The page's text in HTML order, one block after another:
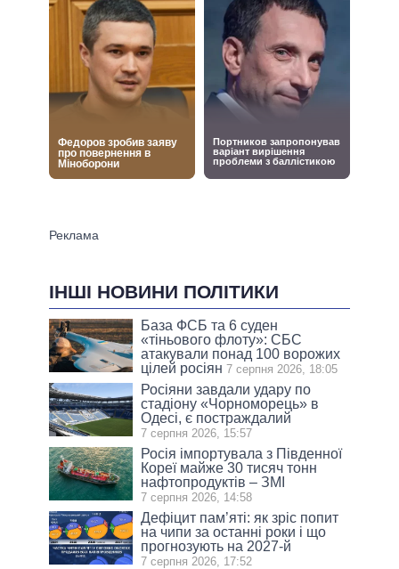
ІНШІ НОВИНИ ПОЛІТИКИ
База ФСБ та 6 суден
«тіньового флоту»: СБС
атакували понад 100 ворожих
цілей росіян 7 серпня 2026, 18:05
Росіяни завдали удару по
стадіону «Чорноморець» в
Одесі, є постраждалий
7 серпня 2026, 15:57
Росія імпортувала з Південної
Кореї майже 30 тисяч тонн
нафтопродуктів – ЗМІ
7 серпня 2026, 14:58
Дефіцит пам’яті: як зріс попит
на чипи за останні роки і що
прогнозують на 2027-й
7 серпня 2026, 17:52